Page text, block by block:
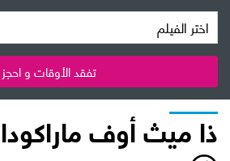
اختر الفيلم
تفقد الأوقات و احجز
ذا ميث أوف ماراكودا